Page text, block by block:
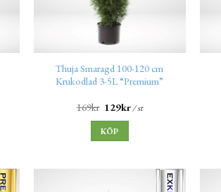
Thuja Smaragd 100-120 cm
Krukodlad 3-5L “Premium”
169kr 129kr/ st
KÖP